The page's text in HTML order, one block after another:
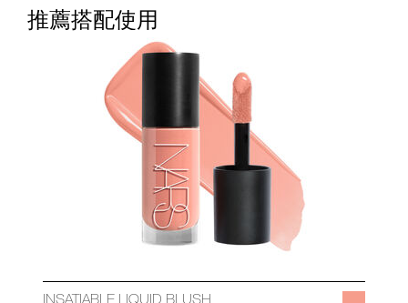
推薦搭配使用
INSATIABLE LIQUID BLUSH